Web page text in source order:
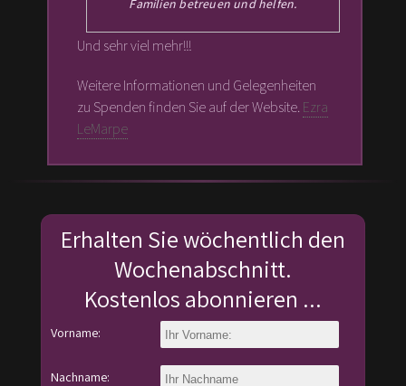
Familien betreuen und helfen.
Und sehr viel mehr!!!
Weitere Informationen und Gelegenheiten
zu Spenden finden Sie auf der Website.Ezra
LeMarpe
Erhalten Sie wöchentlich den
Wochenabschnitt.
Kostenlos abonnieren ...
Vorname:
Nachname: